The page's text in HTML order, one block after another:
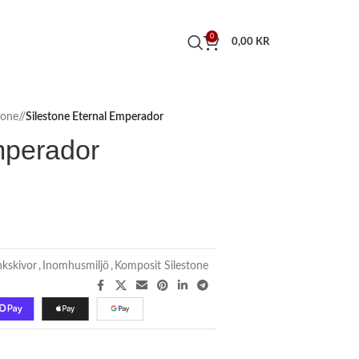
0
0,00 KR
/ Silestone Eternal Emperador
, Inomhusmiljö , Komposit Silestone